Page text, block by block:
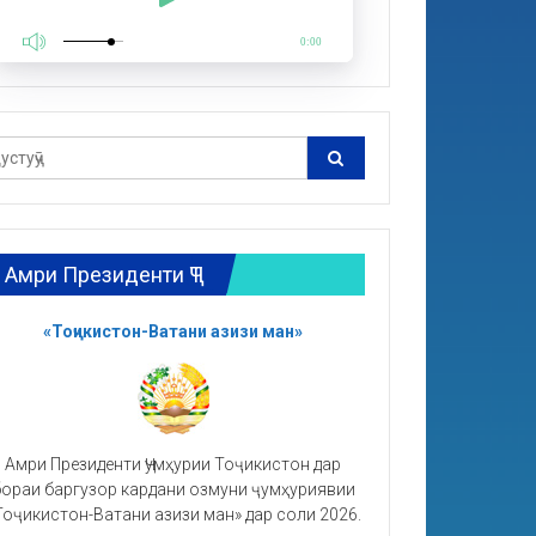
0:00
Амри Президенти ҶТ
«Тоҷикистон-Ватани азизи ман»
Амри Президенти Ҷумҳурии Тоҷикистон дар
баргузор кардани озмуни ҷумҳуриявии
Ватани азизи ман» дар соли 2026.